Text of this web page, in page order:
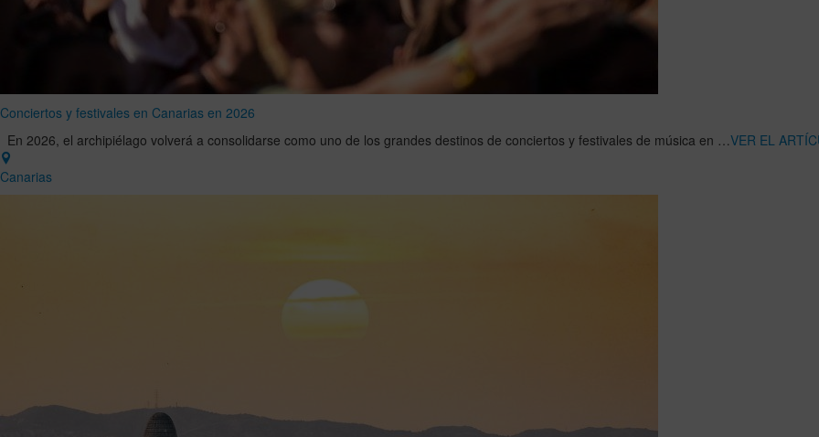
Conciertos y festivales en Canarias en 2026
En 2026, el archipiélago volverá a consolidarse como uno de los grandes destinos de conciertos y festivales de música en …VER EL
Canarias